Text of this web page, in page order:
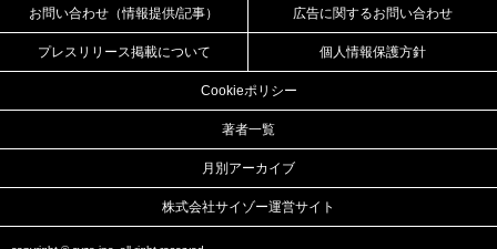
お問い合わせ（情報提供/記事） 広告に関するお問い合わせ
プレスリリース掲載について 個人情報保護方針
Cookieポリシー
著者一覧
月別アーカイブ
株式会社サイゾー運営サイト